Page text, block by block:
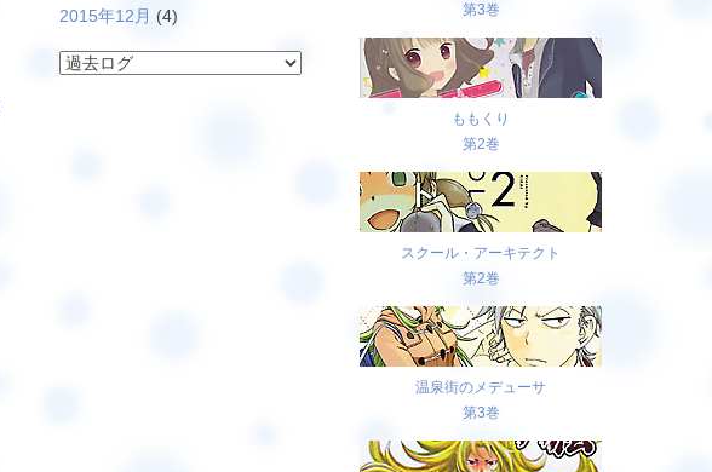
2015年12月 (4)
第3巻
ももくり
第2巻
スクール・アーキテクト
第2巻
温泉街のメデューサ
第3巻